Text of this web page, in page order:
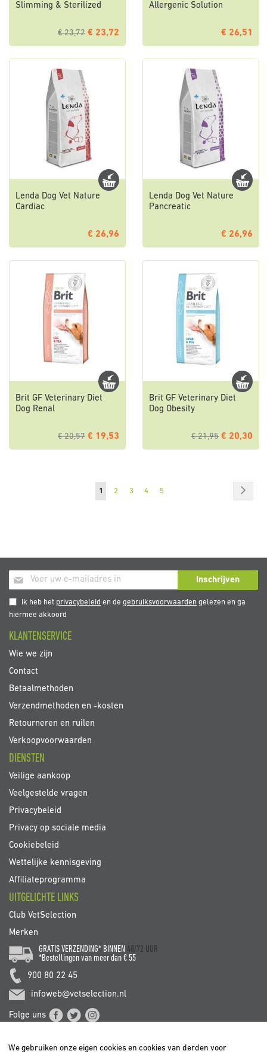
Slimming & Sterilized
€ 23,72 € 23,72
Allergenic Solution
€ 26,51
Lenda Dog Vet Nature
Cardiac
€ 26,96
Lenda Dog Vet Nature
Pancreatic
€ 26,96
Brit GF Veterinary Diet
Dog Renal
€ 20,57 € 19,53
Brit GF Veterinary Diet
Dog Obesity
€ 21,95 € 20,30
Pagina
U1 Pagina
2 Pagina
3 Pagina
4 Pagina
5
Abonneer
u
op
onze
Inschrijven
Ik heb het privacybeleid en degebruiksvoorwaarden gelezen en ga
hiermee akkoord
KLANTENSERVICE
Wie we zijn
Contact
Betaalmethoden
Verzendmethoden en -kosten
Retourneren en ruilen
Verkoopvoorwaarden
DIENSTEN
Veilige aankoop
Veelgestelde vragen
Privacybeleid
Privacy op sociale media
Cookiebeleid
Wettelijke kennisgeving
Affiliateprogramma
UITGELICHTE LINKS
Club VetSelection
Merken
GRATIS VERZENDING* BINNEN 48/72 UUR
*Bestellingen van meer dan € 55
900 80 22 45
infoweb@vetselection.nl
Folge uns
We gebruiken onze eigen cookies en cookies van derden voor